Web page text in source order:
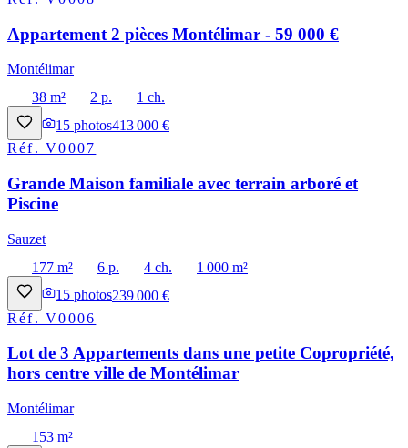
Appartement 2 pièces Montélimar - 59 000 €
Montélimar
38 m²
2 p.
1 ch.
15 photos413 000 €
Réf.V0007
Grande Maison familiale avec terrain arboré et
Piscine
Sauzet
177 m²
6 p. 4 ch.
1 000 m²
15 photos239 000 €
Réf.V0006
Lot de 3 Appartements dans une petite Copropriété,
hors centre ville de Montélimar
Montélimar
153 m²